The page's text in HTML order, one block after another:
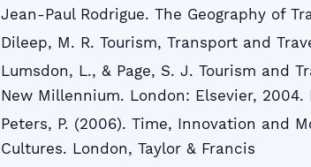
Jean-Paul Rodrigue. The Geography of
Dileep, M. R. Tourism, Transport and
Lumsdon, L., & Page, S. J. Tourism and
New Millennium. London: Elsevier, 2004.
Peters, P. (2006). Time, Innovation and
Cultures. London, Taylor & Francis